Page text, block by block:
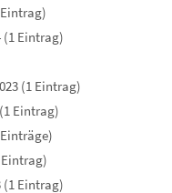
(1 Eintrag)
(1 Eintrag)
Eintrag)
Eintrag)
(1 Eintrag)